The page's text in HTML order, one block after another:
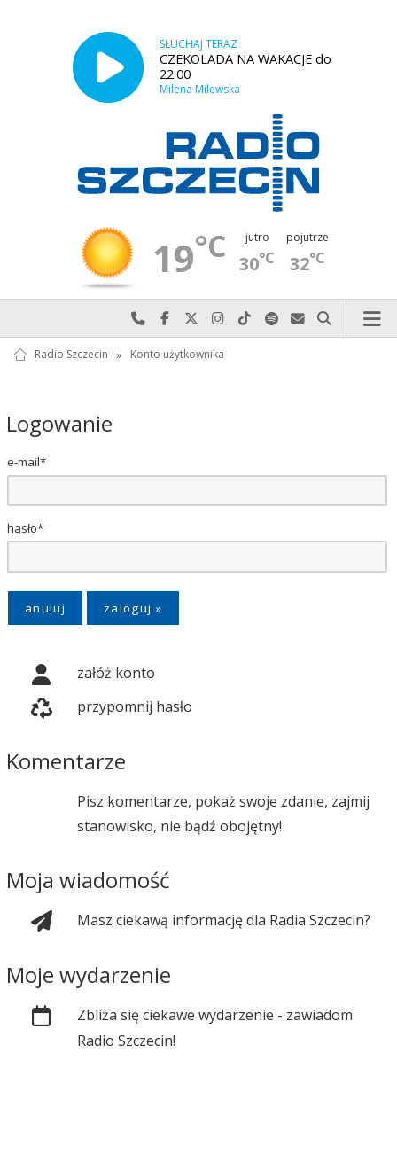
SŁUCHAJ TERAZ
CZEKOLADA NA WAKACJE do
22:00
Milena Milewska
19°C jutro
30°C
pojutrze
32°C
Najlepiej po prostu do nas zadzwoń
Odwiedź nas na Facebook-u
Odwiedź nas na X
Odwiedź nas na Instagram-ie
Odwiedź nas na TikTok-u
Szukaj nas na Spotify
Wyślij do nas
Szukaj
Radio Szczecin » Konto użytkownika
Logowanie
e-mail*
hasło*
anuluj
załóż konto
przypomnij hasło
Komentarze
Pisz komentarze, pokaż swoje zdanie, zajmij
stanowisko, nie bądź obojętny!
Moja wiadomość
Masz ciekawą informację dla Radia Szczecin?
Moje wydarzenie
Zbliża się ciekawe wydarzenie - zawiadom
Radio Szczecin!